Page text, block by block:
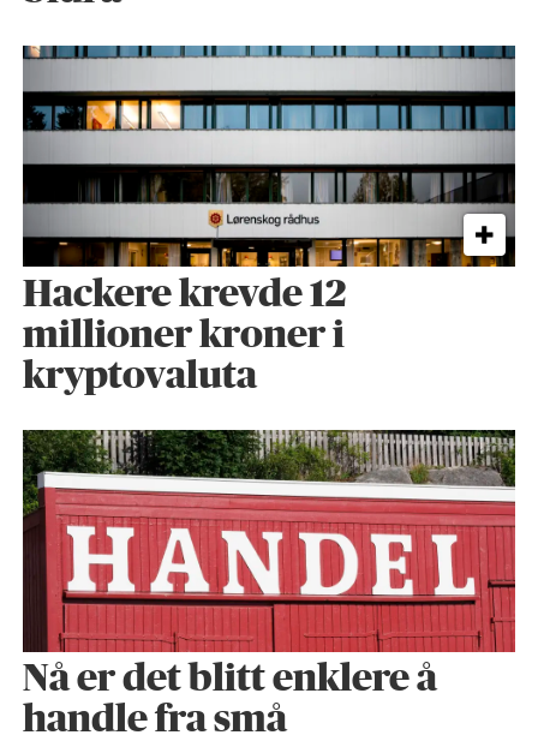
Hackere krevde 12
millioner kroner i
kryptovaluta
Nå er det blitt enklere å
handle fra små